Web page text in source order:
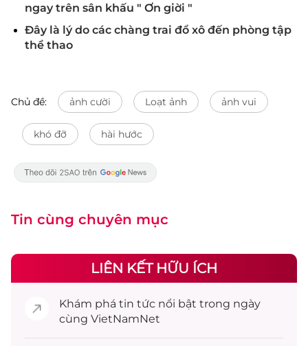
ngay trên sân khấu " Ơn giời "
Đây là lý do các chàng trai đổ xô đến phòng tập
thể thao
Chủ đề: ảnh cười Loạt ảnh ảnh vui
khó đỡ hài hước
Tin cùng chuyên mục
LIÊN KẾT HỮU ÍCH
Khám phá tin tức nổi bật trong ngày
cùng VietNamNet